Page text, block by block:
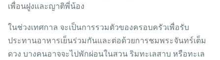
เพื่อนฝูงและญาติพี่น้อง
ในช่วงเทศกาล จะเป็นการรวมตัวของครอบครัวเพื่อรับ
ประทานอาหารเย็นร่วมกันและต่อด้วยการชมพระจันทร์เต็ม
ดวง บางคนอาจจะไปพักผ่อนในสวน ริมทะเลสาบ หรือทะเล